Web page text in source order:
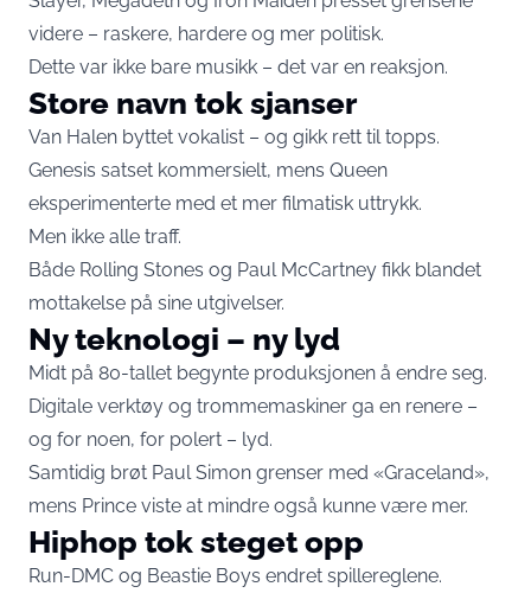
videre – raskere, hardere og mer politisk.
Dette var ikke bare musikk – det var en reaksjon.
Store navn tok sjanser
Van Halen byttet vokalist – og gikk rett til topps.
Genesis satset kommersielt, mens Queen
eksperimenterte med et mer filmatisk uttrykk.
Men ikke alle traff.
Både Rolling Stones og Paul McCartney fikk blandet
mottakelse på sine utgivelser.
Ny teknologi – ny lyd
Midt på 80-tallet begynte produksjonen å endre seg.
Digitale verktøy og trommemaskiner ga en renere –
og for noen, for polert – lyd.
Samtidig brøt Paul Simon grenser med «Graceland»,
mens Prince viste at mindre også kunne være mer.
Hiphop tok steget opp
Run-DMC og Beastie Boys endret spillereglene.